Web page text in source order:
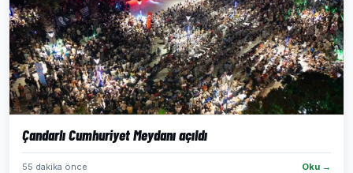
Çandarlı Cumhuriyet Meydanı açıldı
55 dakika önce Oku →